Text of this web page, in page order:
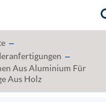
Aus Aluminium Für
Aus Holz